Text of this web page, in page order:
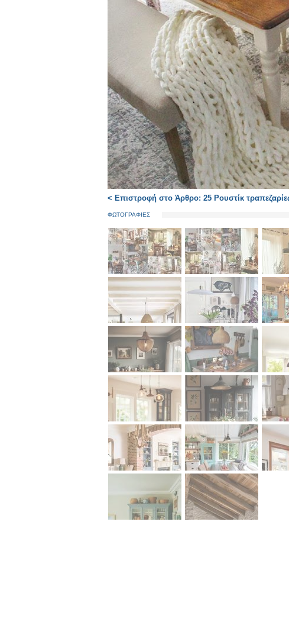
< Επιστροφή στο Άρθρο: 25 Ρουστίκ
ΦΩΤΟΓΡΑΦΙΕΣ